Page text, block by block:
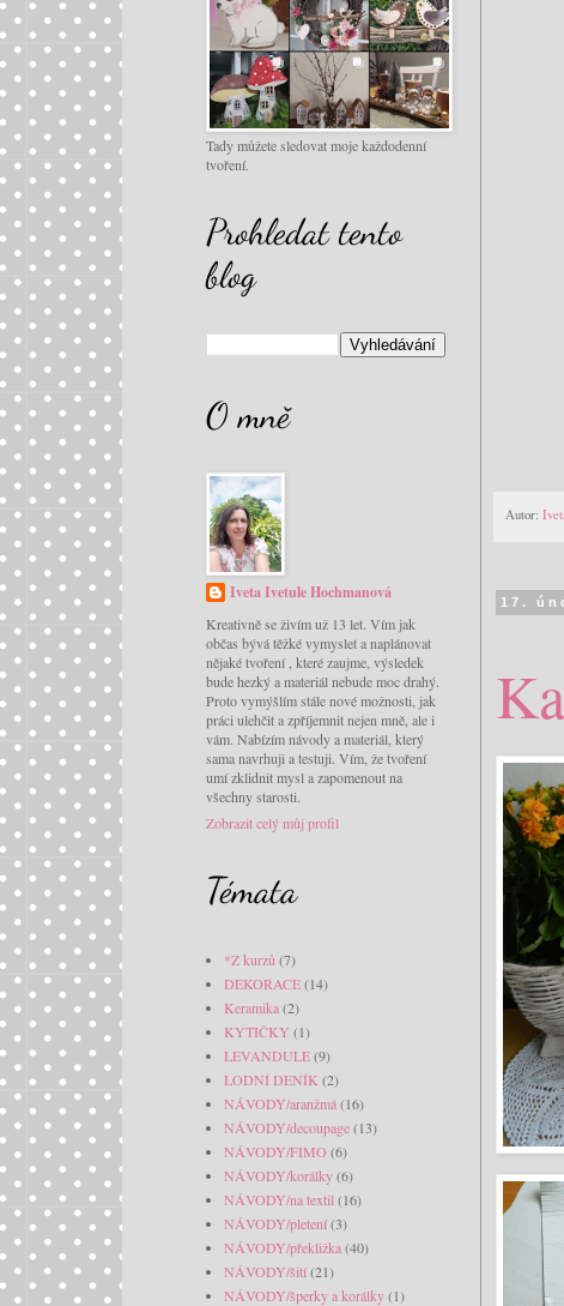
Autor:
17.
Tady můžete sledovat moje každodenní
tvoření.
Prohledat tento
blog
O mně
Iveta Ivetule Hochmanová
Kreativně se živím už 13 let. Vím jak
občas bývá těžké vymyslet a naplánovat
nějaké tvoření , které zaujme, výsledek
bude hezký a materiál nebude moc drahý.
Proto vymýšlím stále nové možnosti, jak
práci ulehčit a zpříjemnit nejen mně, ale i
vám. Nabízím návody a materiál, který
sama navrhuji a testuji. Vím, že tvoření
umí zklidnit mysl a zapomenout na
všechny starosti.
Zobrazit celý můj profil
Témata
*Z kurzů (7)
DEKORACE(14)
Keramika(2)
KYTIČKY (1)
LEVANDULE(9)
LODNÍ DENÍK (2)
NÁVODY/aranžmá(16)
NÁVODY/decoupage(13)
NÁVODY/FIMO (6)
NÁVODY/korálky(6)
NÁVODY/na textil (16)
NÁVODY/pletení(3)
NÁVODY/překližka(40)
NÁVODY/šití(21)
NÁVODY/šperky a korálky(1)